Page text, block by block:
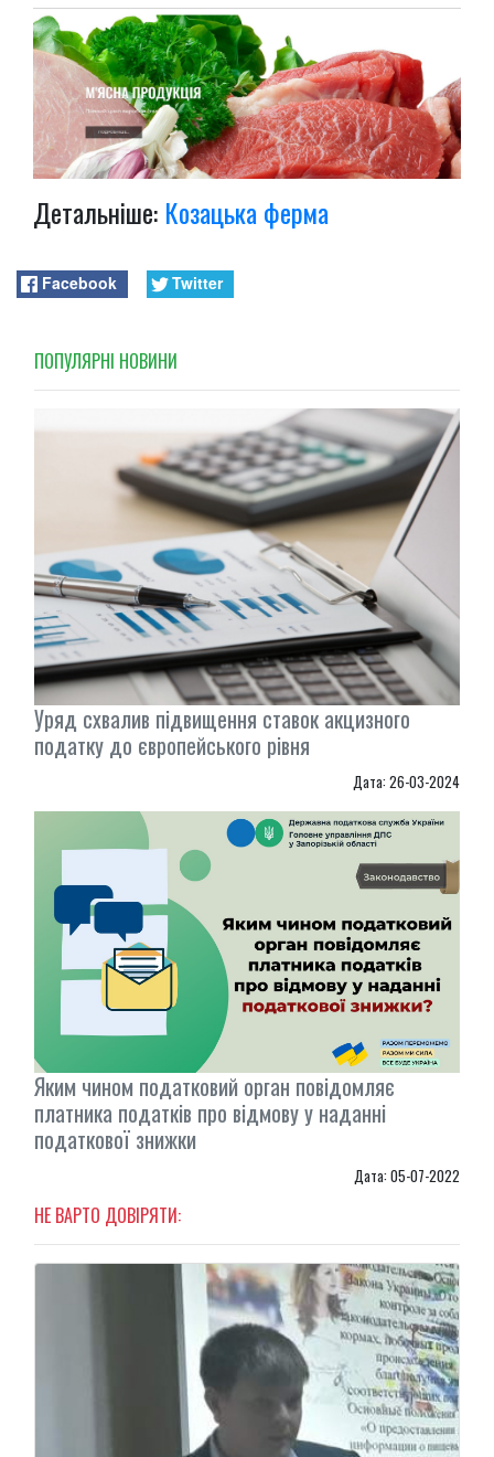
Детальніше: Козацька ферма
Facebook Twitter
ПОПУЛЯРНI НОВИНИ
Уряд схвалив підвищення ставок акцизного
податку до європейського рівня
Дата: 26-03-2024
Яким чином податковий орган повідомляє
платника податків про відмову у наданні
податкової знижки
Дата: 05-07-2022
НЕ ВАРТО ДОВІРЯТИ: